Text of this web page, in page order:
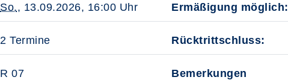
So., 13.09.2026, 16:00 Uhr Ermäßigung möglich:
2 Termine Rücktrittschluss:
R 07
Bemerkungen